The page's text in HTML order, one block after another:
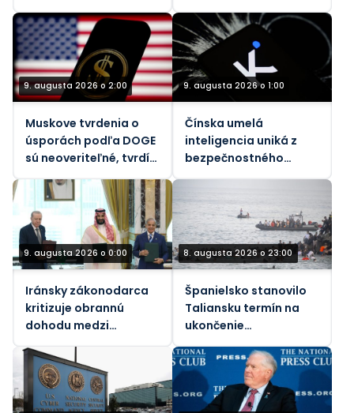
ovzdušia
9. augusta 2026 o 2:00
Muskove tvrdenia o
úsporách podľa DOGE
sú neoveriteľné, tvrdí
vládny dozorný orgán
9. augusta 2026 o 1:00
Čínska umelá
inteligencia uniká z
bezpečnostného
pieskoviska, tvrdia
9. augusta 2026 o 0:00
Iránsky zákonodarca
kritizuje obrannú
dohodu medzi
Saudskou Arábiou a
Pakistanom a
Tureckom
8. augusta 2026 o 23:00
Španielsko stanovilo
Taliansku termín na
ukončenie
„nespravodlivých“
hraničných kontrol
kvôli nárastu
migrantov